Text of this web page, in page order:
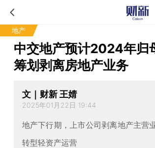
地产
中交地产预计2024年归
筹划剥离房地产业务
文｜财新 王婧
2025年01月22日 19:44
地产下行期，上市公司剥离地产主营
转型轻资产运营